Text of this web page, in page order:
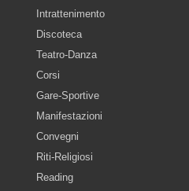
Intrattenimento
Discoteca
Teatro-Danza
Corsi
Gare-Sportive
Manifestazioni
Convegni
Riti-Religiosi
Reading